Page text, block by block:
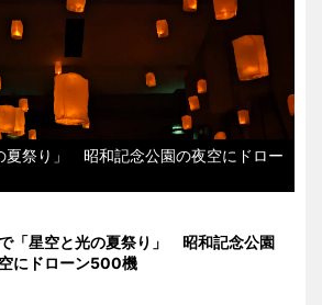
夏祭り」 昭和記念公園の夜空にドロー
「星空と光の夏祭り」 昭和記念公園
にドローン500機